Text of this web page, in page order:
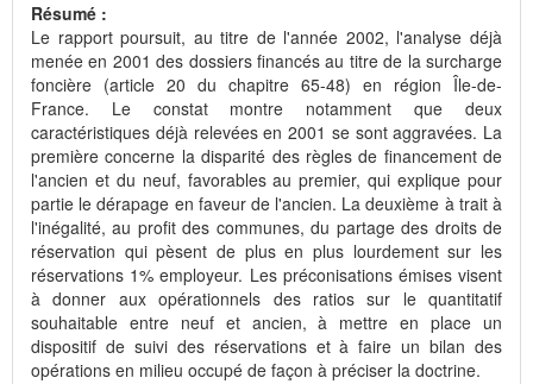
Résumé :
Le rapport poursuit, au titre de l'année 2002, l'analyse déjà
menée en 2001 des dossiers financés au titre de la surcharge
foncière (article 20 du chapitre 65-48) en région Île-de-
France. Le constat montre notamment que deux
caractéristiques déjà relevées en 2001 se sont aggravées. La
première concerne la disparité des règles de financement de
l'ancien et du neuf, favorables au premier, qui explique pour
partie le dérapage en faveur de l'ancien. La deuxième à trait à
l'inégalité, au profit des communes, du partage des droits de
réservation qui pèsent de plus en plus lourdement sur les
réservations 1% employeur. Les préconisations émises visent
à donner aux opérationnels des ratios sur le quantitatif
souhaitable entre neuf et ancien, à mettre en place un
dispositif de suivi des réservations et à faire un bilan des
opérations en milieu occupé de façon à préciser la doctrine.